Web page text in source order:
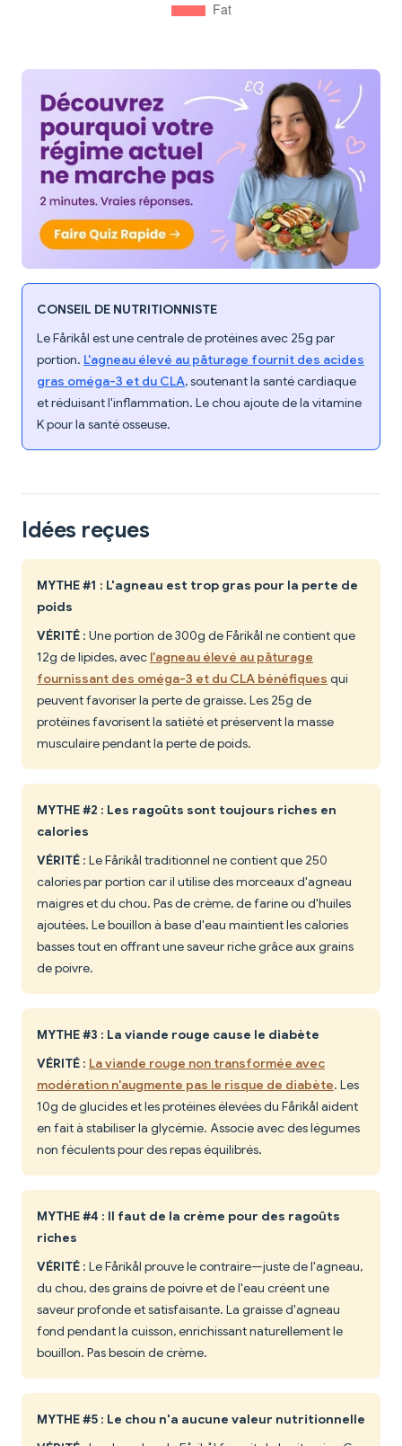
CONSEIL DE NUTRITIONNISTE
Le Fårikål est une centrale de protéines avec 25g par
portion. L'agneau élevé au pâturage fournit des acides
gras oméga-3 et du CLA, soutenant la santé cardiaque
et réduisant l'inflammation. Le chou ajoute de la vitamine
K pour la santé osseuse.
Idées reçues
MYTHE #1 : L'agneau est trop gras pour la perte de
poids
VÉRITÉ : Une portion de 300g de Fårikål ne contient que
12g de lipides, avec l'agneau élevé au pâturage
fournissant des oméga-3 et du CLA bénéfiques qui
peuvent favoriser la perte de graisse. Les 25g de
protéines favorisent la satiété et préservent la masse
musculaire pendant la perte de poids.
MYTHE #2 : Les ragoûts sont toujours riches en
calories
VÉRITÉ : Le Fårikål traditionnel ne contient que 250
calories par portion car il utilise des morceaux d'agneau
maigres et du chou. Pas de crème, de farine ou d'huiles
ajoutées. Le bouillon à base d'eau maintient les calories
basses tout en offrant une saveur riche grâce aux grains
de poivre.
MYTHE #3 : La viande rouge cause le diabète
VÉRITÉ : La viande rouge non transformée avec
modération n'augmente pas le risque de diabète. Les
10g de glucides et les protéines élevées du Fårikål aident
en fait à stabiliser la glycémie. Associe avec des légumes
non féculents pour des repas équilibrés.
MYTHE #4 : Il faut de la crème pour des ragoûts
riches
VÉRITÉ : Le Fårikål prouve le contraire—juste de l'agneau,
du chou, des grains de poivre et de l'eau créent une
saveur profonde et satisfaisante. La graisse d'agneau
fond pendant la cuisson, enrichissant naturellement le
bouillon. Pas besoin de crème.
MYTHE #5 : Le chou n'a aucune valeur nutritionnelle